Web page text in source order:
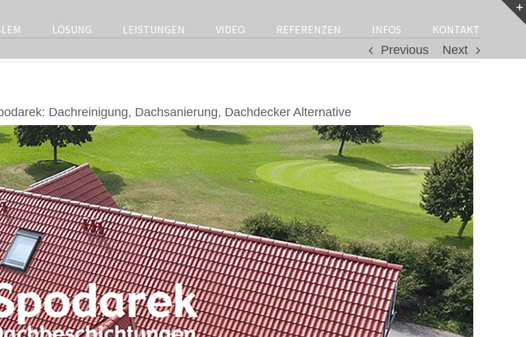
LÖSUNG LEISTUNGEN VIDEO REFERENZEN INFOS
KONTAKT
Previous
Next
Dachreinigung, Dachsanierung, Dachdecker Alternative